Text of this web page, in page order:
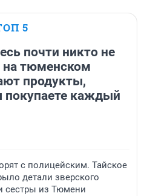
5
почти никто не
на тюменском
продукты,
покупаете каждый
с полицейским. Тайское
детали зверского
сестры из Тюмени